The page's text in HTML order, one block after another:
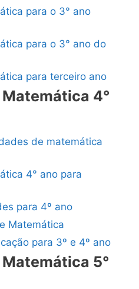
para o 3° ano
para o 3° ano do
para terceiro ano
4°
de matemática
4° ano para
para 4º ano
Matemática
para 3º e 4º ano
5°